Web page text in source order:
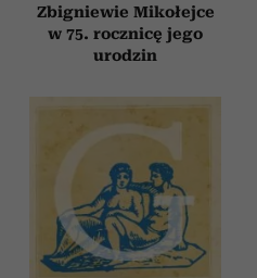
Zbigniewie Mikołejce
w 75. rocznicę jego
urodzin